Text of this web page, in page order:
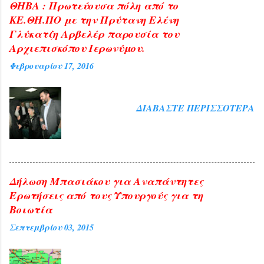
ΘΗΒΑ : Πρωτεύουσα πόλη από το
ΚΕ.ΘΗ.ΠΟ με την Πρύτανη Ελένη
Γλύκατζη Αρβελέρ παρουσία του
Αρχιεπισκόπου Ιερωνύμου.
Φεβρουαρίου 17, 2016
ΔΙΑΒΆΣΤΕ ΠΕΡΙΣΣΌΤΕΡΑ
Δήλωση Μπασιάκου για Αναπάντητες
Ερωτήσεις από τους Υπουργούς για τη
Βοιωτία
Σεπτεμβρίου 03, 2015